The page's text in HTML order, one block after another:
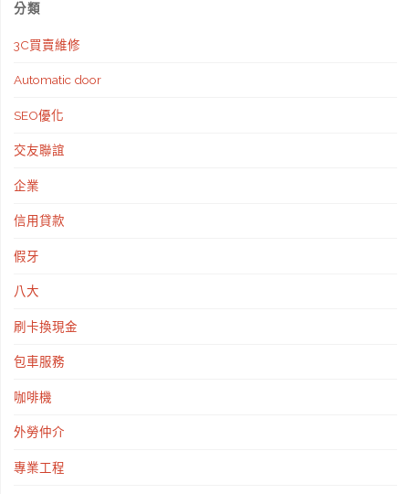
分類
3C買賣維修
Automatic door
SEO優化
交友聯誼
企業
信用貸款
假牙
八大
刷卡換現金
包車服務
咖啡機
外勞仲介
專業工程